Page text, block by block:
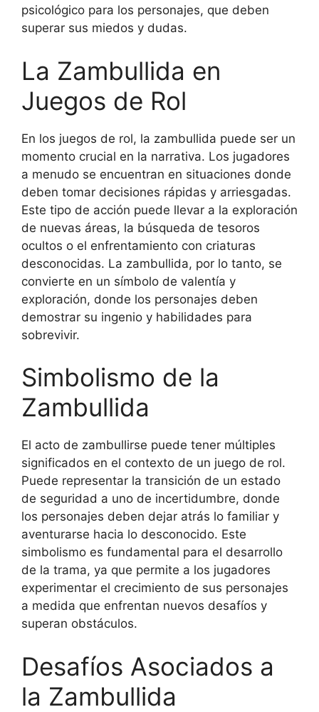
psicológico para los personajes, que deben
superar sus miedos y dudas.
La Zambullida en
Juegos de Rol
En los juegos de rol, la zambullida puede ser un
momento crucial en la narrativa. Los jugadores
a menudo se encuentran en situaciones donde
deben tomar decisiones rápidas y arriesgadas.
Este tipo de acción puede llevar a la exploración
de nuevas áreas, la búsqueda de tesoros
ocultos o el enfrentamiento con criaturas
desconocidas. La zambullida, por lo tanto, se
convierte en un símbolo de valentía y
exploración, donde los personajes deben
demostrar su ingenio y habilidades para
sobrevivir.
Simbolismo de la
Zambullida
El acto de zambullirse puede tener múltiples
significados en el contexto de un juego de rol.
Puede representar la transición de un estado
de seguridad a uno de incertidumbre, donde
los personajes deben dejar atrás lo familiar y
aventurarse hacia lo desconocido. Este
simbolismo es fundamental para el desarrollo
de la trama, ya que permite a los jugadores
experimentar el crecimiento de sus personajes
a medida que enfrentan nuevos desafíos y
superan obstáculos.
Desafíos Asociados a
la Zambullida